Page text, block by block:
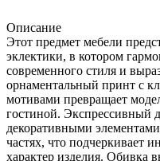
Описание
Этот предмет мебели
эклектики, в котором
современного стиля и
орнаментальный принт с
мотивами превращает
гостиной. Экспрессивный
декоративными
частях, что подчеркивает
характер изделия. Обивка